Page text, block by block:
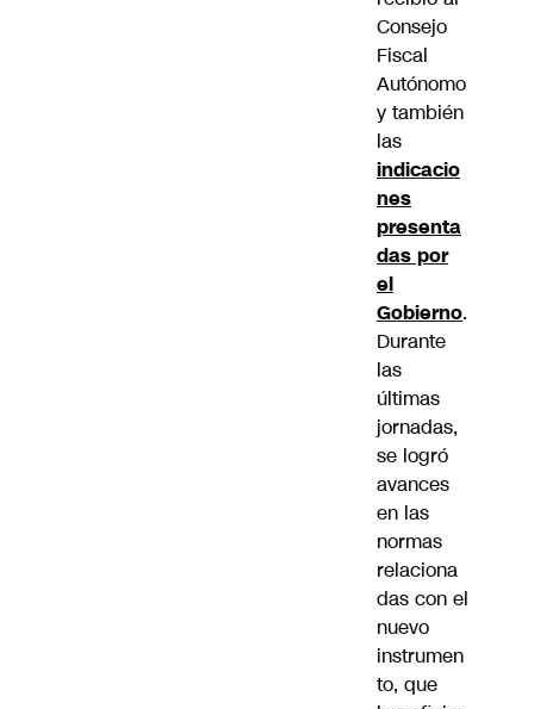
Consejo
Fiscal
Autónomo
y también
las
indicacio
nes
presenta
das por
el
Gobierno.
Durante
las
últimas
jornadas,
se logró
avances
en las
normas
relaciona
das con el
nuevo
instrumen
to, que